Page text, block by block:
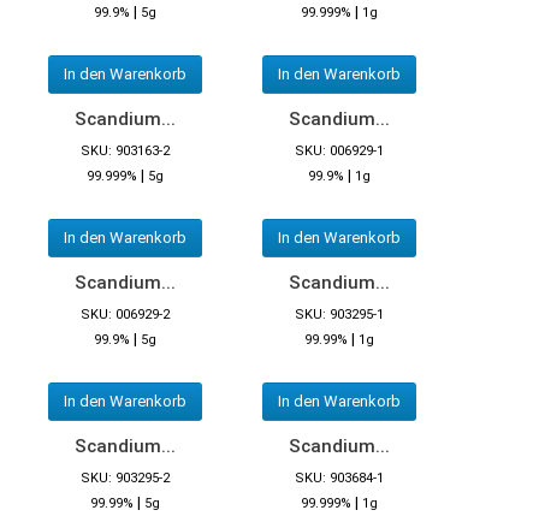
99.9% | 5g
In den Warenkorb
99.999% | 1g
In den Warenkorb
Scandium...
SKU: 903163-2
99.999% | 5g
In den Warenkorb
Scandium...
SKU: 006929-1
99.9% | 1g
In den Warenkorb
Scandium...
SKU: 006929-2
99.9% | 5g
In den Warenkorb
Scandium...
SKU: 903295-1
99.99% | 1g
In den Warenkorb
Scandium...
SKU: 903295-2
99.99% | 5g
Scandium...
SKU: 903684-1
99.999% | 1g